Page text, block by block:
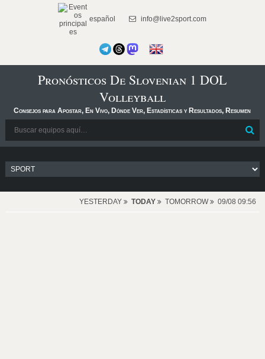
español info@live2sport.com
Pronósticos De Slovenian 1 DOL
Volleyball
Consejos para Apostar, En Vivo, Dónde Ver, Estadísticas y Resultados, Resumen
YESTERDAY TODAY TOMORROW 09/08 09:56